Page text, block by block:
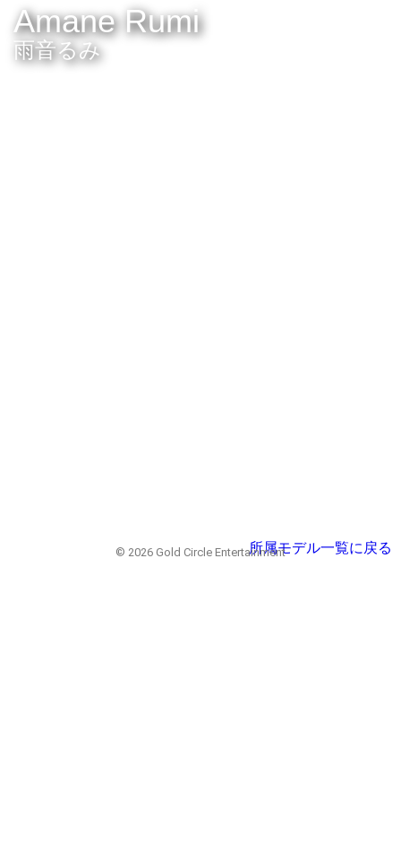
Amane Rumi
雨音るみ
所属モデル一覧に戻る
© 2026 Gold Circle Entertainment